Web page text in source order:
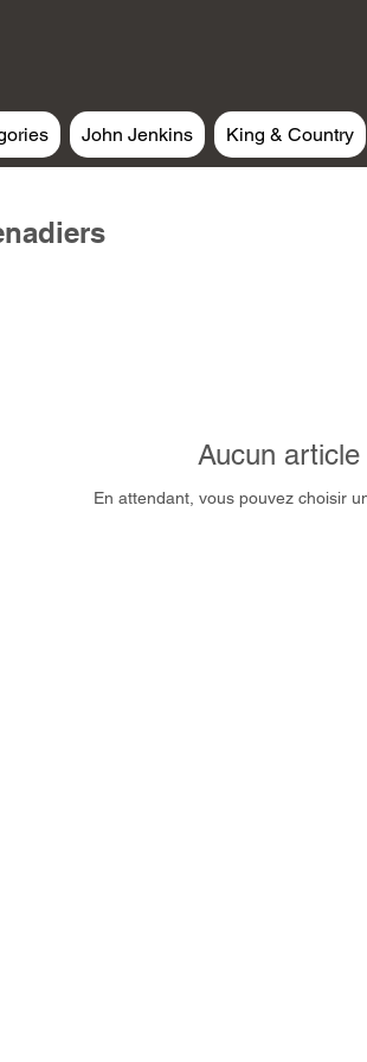
John Jenkins King & Country
Aucun
En attendant, vous pouvez choisir